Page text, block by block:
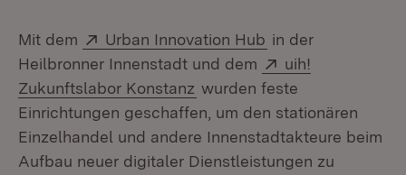
Mit dem Extern:
Urban Innovation Hub (Öffnet in neuem
in der
Heilbronner Innenstadt und dem
Extern:
uih!
Zukunftslabor Konstanz (Öffnet in neuem Fenster)
wurden feste
Einrichtungen geschaffen, um den stationären
Einzelhandel und andere Innenstadtakteure beim
Aufbau neuer digitaler Dienstleistungen zu